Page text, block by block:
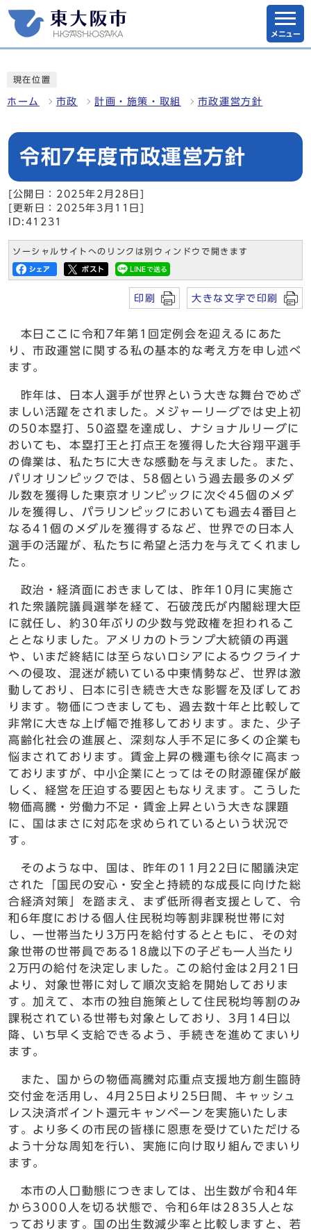
メニュー
現在位置
ホーム 市政 計画・施策・取組 市政運営方針
令和7年度市政運営方針
[公開日：2025年2月28日]
[更新日：2025年3月11日]
ID:41231
ソーシャルサイトへのリンクは別ウィンドウで開きます
印刷 大きな文字で印刷
本日ここに令和7年第1回定例会を迎えるにあた
り、市政運営に関する私の基本的な考え方を申し述べ
ます。
昨年は、日本人選手が世界という大きな舞台でめざ
ましい活躍をされました。メジャーリーグでは史上初
の50本塁打、50盗塁を達成し、ナショナルリーグに
おいても、本塁打王と打点王を獲得した大谷翔平選手
の偉業は、私たちに大きな感動を与えました。また、
パリオリンピックでは、58個という過去最多のメダ
ル数を獲得した東京オリンピックに次ぐ45個のメダ
ルを獲得し、パラリンピックにおいても過去4番目と
なる41個のメダルを獲得するなど、世界での日本人
選手の活躍が、私たちに希望と活力を与えてくれまし
た。
政治・経済面におきましては、昨年10月に実施さ
れた衆議院議員選挙を経て、石破茂氏が内閣総理大臣
に就任し、約30年ぶりの少数与党政権を担われるこ
ととなりました。アメリカのトランプ大統領の再選
や、いまだ終結には至らないロシアによるウクライナ
への侵攻、混迷が続いている中東情勢など、世界は激
動しており、日本に引き続き大きな影響を及ぼしてお
ります。物価につきましても、過去数十年と比較して
非常に大きな上げ幅で推移しております。また、少子
高齢化社会の進展と、深刻な人手不足に多くの企業も
悩まされております。賃金上昇の機運も徐々に高まっ
ておりますが、中小企業にとってはその財源確保が厳
しく、経営を圧迫する要因ともなりえます。こうした
物価高騰・労働力不足・賃金上昇という大きな課題
に、国はまさに対応を求められているという状況で
す。
そのような中、国は、昨年の11月22日に閣議決定
された「国民の安心・安全と持続的な成長に向けた総
合経済対策」を踏まえ、まず低所得者支援として、令
和6年度における個人住民税均等割非課税世帯に対
し、一世帯当たり3万円を給付するとともに、その対
象世帯の世帯員である18歳以下の子ども一人当たり
2万円の給付を決定しました。この給付金は2月21日
より、対象世帯に対して順次支給を開始しておりま
す。加えて、本市の独自施策として住民税均等割のみ
課税されている世帯も対象としており、3月14日以
降、いち早く支給できるよう、手続きを進めてまいり
ます。
また、国からの物価高騰対応重点支援地方創生臨時
交付金を活用し、4月25日より25日間、キャッシュ
レス決済ポイント還元キャンペーンを実施いたしま
す。より多くの市民の皆様に恩恵を受けていただける
よう十分な周知を行い、実施に向け取り組んでまいり
ます。
本市の人口動態につきましては、出生数が令和4年
から3000人を切る状態で、令和6年は2835人とな
っております。国の出生数減少率と比較しますと、若